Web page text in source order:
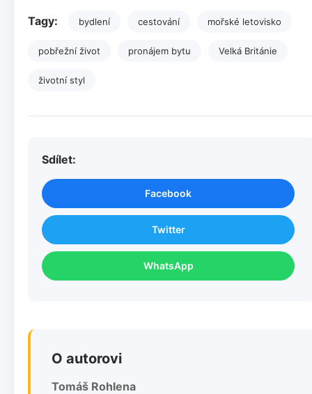
Tagy: bydlení cestování mořské letovisko
pobřežní život pronájem bytu Velká Británie
životní styl
Sdílet:
Facebook
Twitter
WhatsApp
O autorovi
Tomáš Rohlena